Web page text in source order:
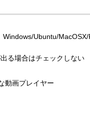
Windows/Ubuntu/
る場合はチェックしない
動画プレイヤー